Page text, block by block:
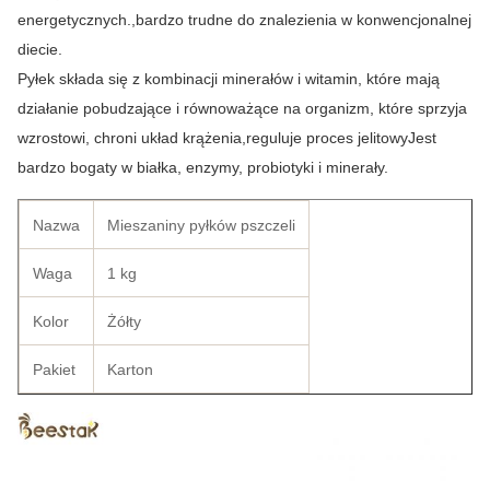
energetycznych.,bardzo trudne do znalezienia w konwencjonalnej
diecie.
Pyłek składa się z kombinacji minerałów i witamin, które mają
działanie pobudzające i równoważące na organizm, które sprzyja
wzrostowi, chroni układ krążenia,reguluje proces jelitowyJest
bardzo bogaty w białka, enzymy, probiotyki i minerały.
Nazwa Mieszaniny pyłków pszczeli
Waga 1 kg
Kolor Żółty
Pakiet Karton